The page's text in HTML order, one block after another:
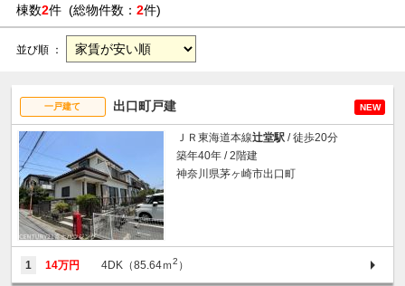
棟数2件 (総物件数： 2件)
並び順 ：
一戸建て 出口町戸建 NEW
ＪＲ東海道本線辻堂駅 / 徒歩20分
築年40年 / 2階建
神奈川県茅ヶ崎市出口町
1 14万円 4DK（85.64ｍ2 ）